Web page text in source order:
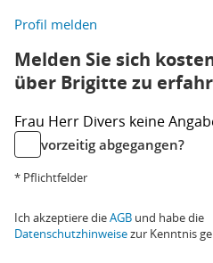
Profil melden
Melden Sie sich
über Brigitte zu
Frau Herr Divers keine
vorzeitig abgegangen?
* Pflichtfelder
Ich akzeptiere dieAGB und habe die
Datenschutzhinweisezur Kenntnis